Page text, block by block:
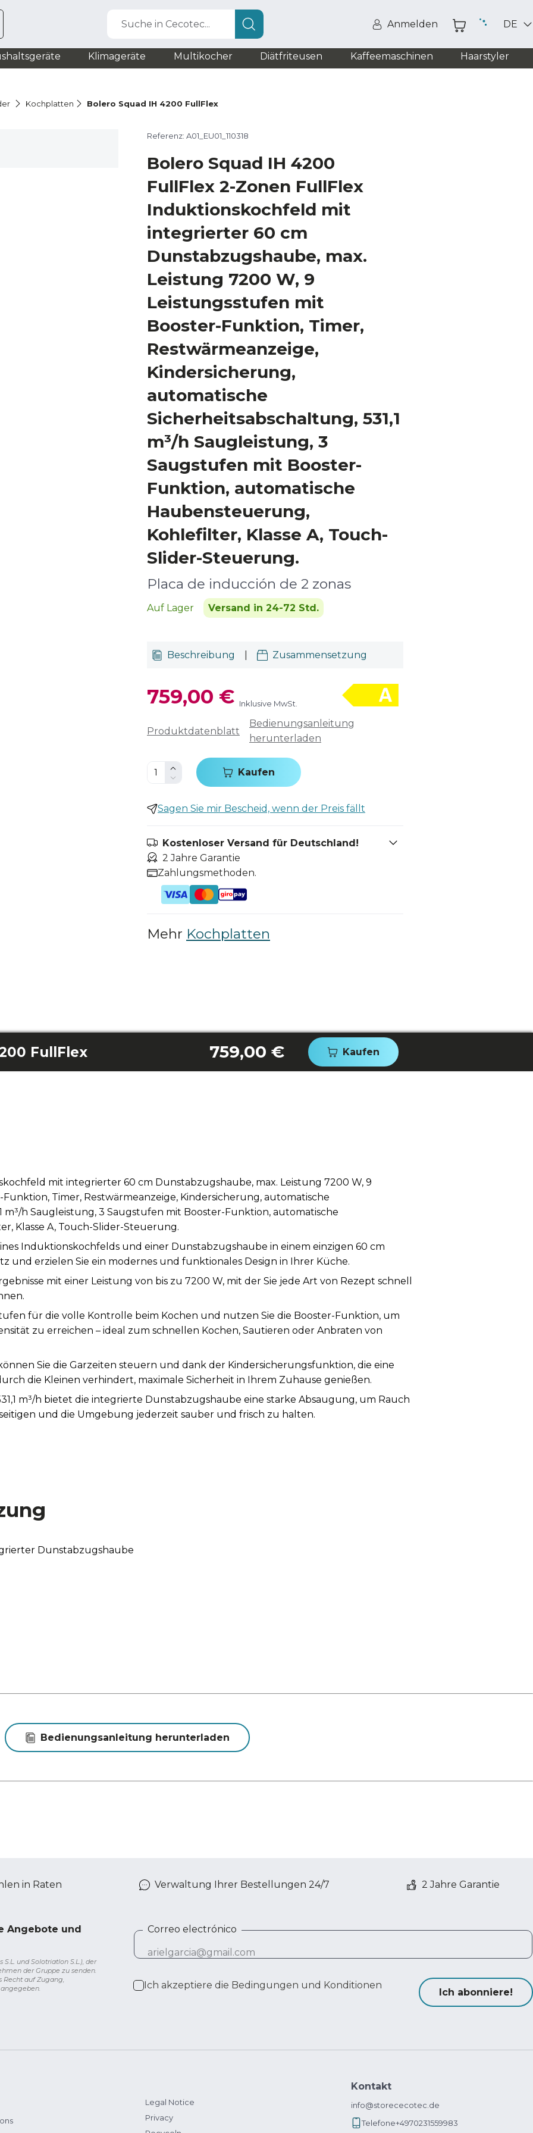
Suche in Cecotec... Anmelden DE
Klimageräte Multikocher Diätfriteusen Kaffeemaschinen Haarstyler
Kochplatten Bolero Squad IH 4200 FullFlex
Referenz: A01_EU01_110318
Bolero Squad IH 4200
FullFlex 2-Zonen FullFlex
Induktionskochfeld mit
integrierter 60 cm
Dunstabzugshaube, max.
Leistung 7200 W, 9
Leistungsstufen mit
Booster-Funktion, Timer,
Restwärmeanzeige,
Kindersicherung,
automatische
Sicherheitsabschaltung, 531,1
m³/h Saugleistung, 3
Saugstufen mit Booster-
Funktion, automatische
Haubensteuerung,
Kohlefilter, Klasse A, Touch-
Slider-Steuerung.
Placa de inducción de 2 zonas
Auf Lager Versand in 24-72 Std.
Beschreibung Zusammensetzung
759,00 € Inklusive MwSt.
Produktdatenblatt
Bedienungsanleitung
herunterladen
Kaufen
Sagen Sie mir Bescheid, wenn der Preis fällt
Kostenloser Versand für Deutschland!
2 Jahre Garantie
Zahlungsmethoden.
Mehr Kochplatten
FullFlex 759,00 € Kaufen
mit integrierter 60 cm Dunstabzugshaube, max. Leistung 7200 W, 9
Timer, Restwärmeanzeige, Kindersicherung, automatische
m³/h Saugleistung, 3 Saugstufen mit Booster-Funktion, automatische
Klasse A, Touch-Slider-Steuerung.
Induktionskochfelds und einer Dunstabzugshaube in einem einzigen 60 cm
und erzielen Sie ein modernes und funktionales Design in Ihrer Küche.
mit einer Leistung von bis zu 7200 W, mit der Sie jede Art von Rezept schnell
für die volle Kontrolle beim Kochen und nutzen Sie die Booster-Funktion, um
zu erreichen – ideal zum schnellen Kochen, Sautieren oder Anbraten von
Sie die Garzeiten steuern und dank der Kindersicherungsfunktion, die eine
die Kleinen verhindert, maximale Sicherheit in Ihrem Zuhause genießen.
m³/h bietet die integrierte Dunstabzugshaube eine starke Absaugung, um Rauch
und die Umgebung jederzeit sauber und frisch zu halten.
über eine Energieeffizienzklasse A, was einen reduzierten Energieverbrauch und
gewährleistet.
und verbessern Sie die Luftabführung mit dem spezifischen Set, indem Sie das
Küche anpassen.
Dunstabzugshaube
Bedienungsanleitung herunterladen
in Raten Verwaltung Ihrer Bestellungen 24/7 2 Jahre Garantie
Angebote und
und Solotriatlon S.L.), der
der Gruppe zu senden.
Recht auf Zugang,
Correo electrónico
Ich akzeptiere die Bedingungen und Konditionen
Ich abonniere!
Legal Notice
Privacy
Kontakt
info@storececotec.de
Telefone+4970231559983